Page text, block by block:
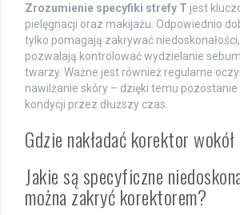
Zrozumienie specyfiki strefy T jest
pielęgnacji oraz makijażu. Odpowiednio
tylko pomagają zakrywać
pozwalają kontrolować wydzielanie
twarzy. Ważne jest również regularne
nawilżanie skóry – dzięki temu pozostanie
kondycji przez dłuższy czas.
Gdzie nakładać korektor
Jakie są specyficzne
można zakryć korektorem?